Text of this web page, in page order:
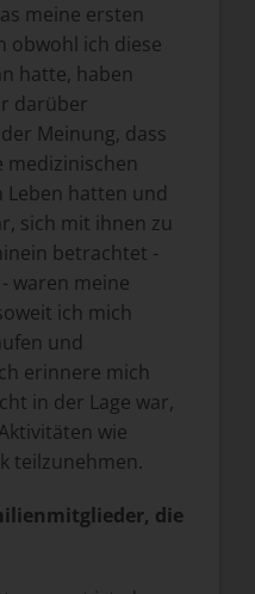
meine ersten
obwohl ich diese
hatte, haben
darüber
Meinung, dass
medizinischen
Leben hatten und
sich mit ihnen zu
betrachtet -
waren meine
ich mich
und
erinnere mich
in der Lage war,
wie
teilzunehmen.
die